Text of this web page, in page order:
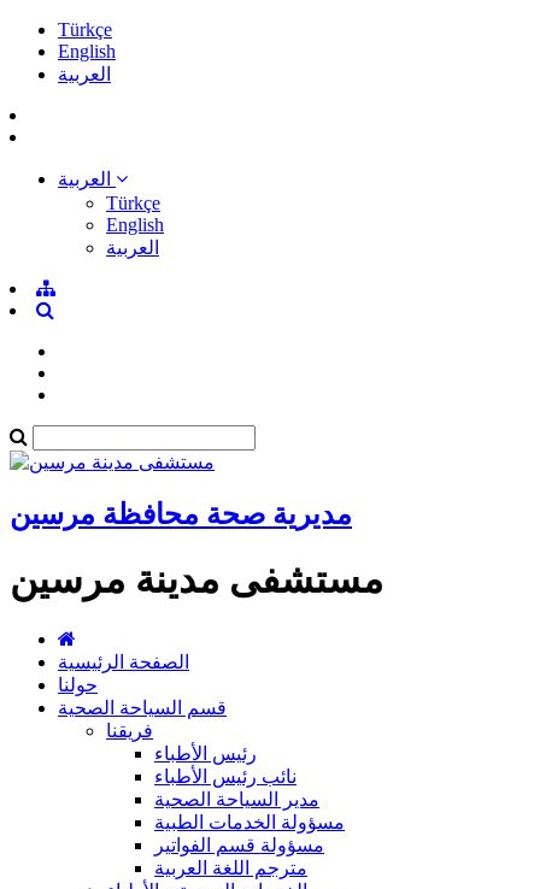
Türkçe
English
العربية
Türkçe
English
العربية
مديرية صحة محافظة مرسين
مستشفى مدينة مرسين
الصفحة الرئيسية
حولنا
قسم السياحة الصحية
فريقنا
رئيس الأطباء
نائب رئيس الأطباء
مدير السياحة الصحية
مسؤولة الخدمات الطبية
مسؤولة قسم الفواتير
مترجم اللغة العربية